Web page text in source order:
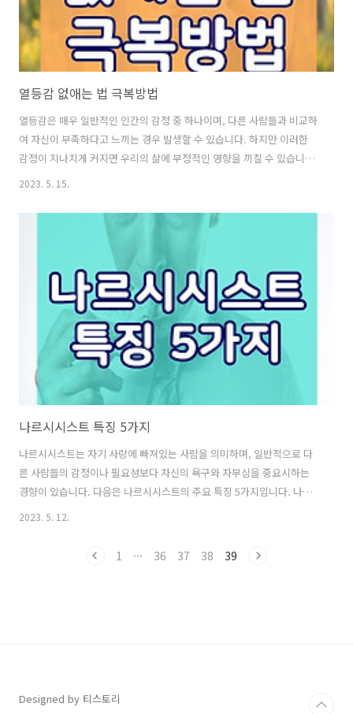
열등감 없애는 법 극복방법
열등감은 매우 일반적인 인간의 감정 중 하나이며, 다른 사람들과 비교하
여 자신이 부족하다고 느끼는 경우 발생할 수 있습니다. 하지만 이러한
감정이 지나치게 커지면 우리의 삶에 부정적인 영향을 끼칠 수 있습니다.
이를 극복하기 위해서는 다음과 같은 방법들을 열등감 없애는 법 극복방
능력에 집중하세요. 열등감은 자신이 다른 사람들보다 못하다고 느끼는
부분에 집중하면서 발생하는 경우가 많습니다. 하지만 자신의 강점과 능
력에 집중한다면, 자신감을 회복하고 열등감을 극복할 수 있습니다. 자신
의 장점을 알고, 그것을 발전시키는 데 노력해보세요. 2. 다른 사람과의
비교를 피하세요. 다른 사람과 자신을 비교하는 것은 열등감을 불러일으
키는 주요한..
2023. 5. 15.
나르시시스트 특징 5가지
나르시시스트는 자기 사랑에 빠져있는 사람을 의미하며, 일반적으로 다
른 사람들의 감정이나 필요성보다 자신의 욕구와 자부심을 중요시하는
경향이 있습니다. 다음은 나르시시스트의 주요 특징 5가지입니다. 나르
시시스트 특징 5가지 1. 자기 중심적인 태도. 나르시시스트는 자신이 중
와 만족이 더 중요하다고 여깁니다. 2. 자부심과 자만감. 나르시시스트는
2023. 5. 12.
1 ··· 36 37 38 39
Designed by 티스토리